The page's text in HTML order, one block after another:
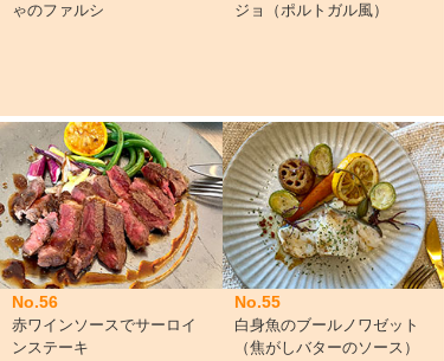
ゃのファルシ
ジョ（ポルトガル風）
No.56
赤ワインソースでサーロイ
ンステーキ
No.55
白身魚のブールノワゼット
（焦がしバターのソース）